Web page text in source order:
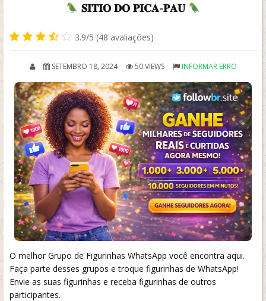
𝐒𝐈𝐓𝐈𝐎 𝐃𝐎 𝐏𝐈𝐂𝐀-𝐏𝐀𝐔
3.9/5 (48 avaliações)
SETEMBRO 18, 2024 50 VIEWS INFORMAR ERRO
O melhor Grupo de Figurinhas WhatsApp você encontra aqui.
Faça parte desses grupos e troque figurinhas de WhatsApp!
Envie as suas figurinhas e receba figurinhas de outros
participantes.